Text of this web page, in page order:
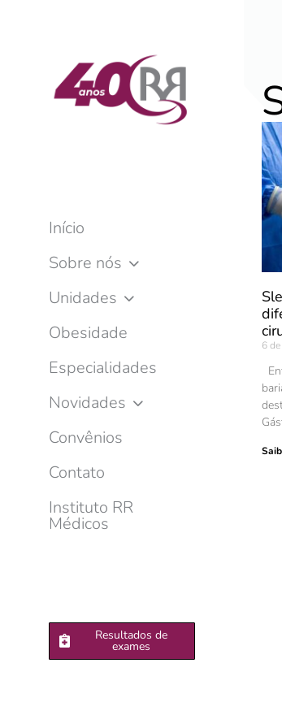
6
Início
Sobre nós
Unidades
Obesidade
Especialidades
Novidades
Convênios
Contato
Instituto RR
Médicos
Resultados de
exames